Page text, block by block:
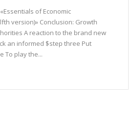
of Economic
version)» Conclusion: Growth
A reaction to the brand new
an informed $step three Put
To play the...